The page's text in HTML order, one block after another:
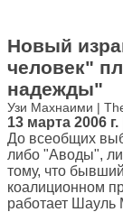
Новый
человек"
надежды"
Узи Махнаими |
13 марта 2006 г.
До всеобщих
либо "Аводы",
тому, что
коалиционном
работает Шауль